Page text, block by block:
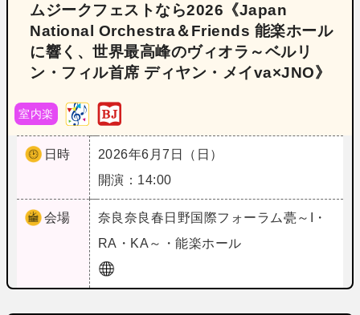
ムジークフェストなら2026《Japan
National Orchestra＆Friends 能楽ホール
に響く、世界最高峰のヴィオラ～ベルリ
ン・フィル首席 ディヤン・メイva×JNO》
室内楽
日時
2026年6月7日（日）
開演：14:00
会場 奈良 奈良春日野国際フォーラム甍～I・
RA・KA～・能楽ホール